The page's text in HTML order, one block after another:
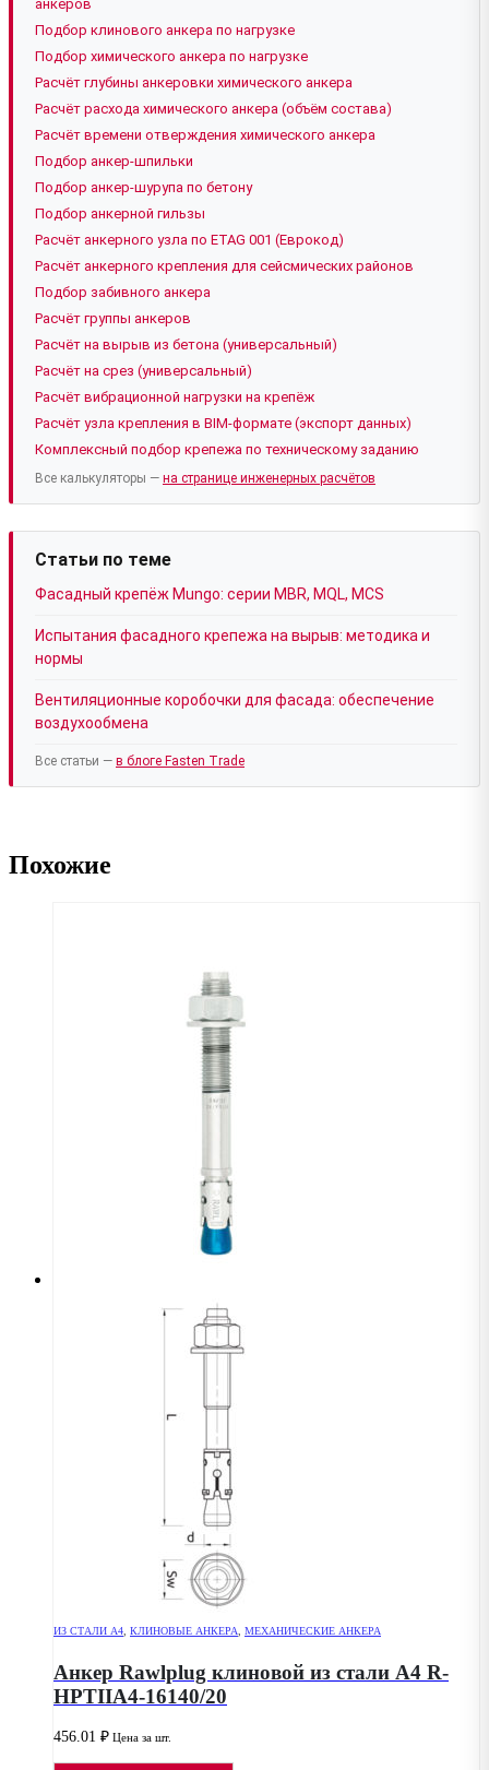
анкеров
Подбор клинового анкера по нагрузке
Подбор химического анкера по нагрузке
Расчёт глубины анкеровки химического анкера
Расчёт расхода химического анкера (объём состава)
Расчёт времени отверждения химического анкера
Подбор анкер-шпильки
Подбор анкер-шурупа по бетону
Подбор анкерной гильзы
Расчёт анкерного узла по ETAG 001 (Еврокод)
Расчёт анкерного крепления для сейсмических районов
Подбор забивного анкера
Расчёт группы анкеров
Расчёт на вырыв из бетона (универсальный)
Расчёт на срез (универсальный)
Расчёт вибрационной нагрузки на крепёж
Расчёт узла крепления в BIM-формате (экспорт данных)
Комплексный подбор крепежа по техническому заданию
Все калькуляторы — на странице инженерных расчётов
Статьи по теме
Фасадный крепёж Mungo: серии MBR, MQL, MCS
Испытания фасадного крепежа на вырыв: методика и
нормы
Вентиляционные коробочки для фасада: обеспечение
воздухообмена
Все статьи — в блоге Fasten Trade
Похожие
ИЗ СТАЛИ А4, КЛИНОВЫЕ АНКЕРА, МЕХАНИЧЕСКИЕ АНКЕРА
Анкер Rawlplug клиновой из стали А4 R-
HPTIIA4-16140/20
456.01 ₽ Цена за шт.